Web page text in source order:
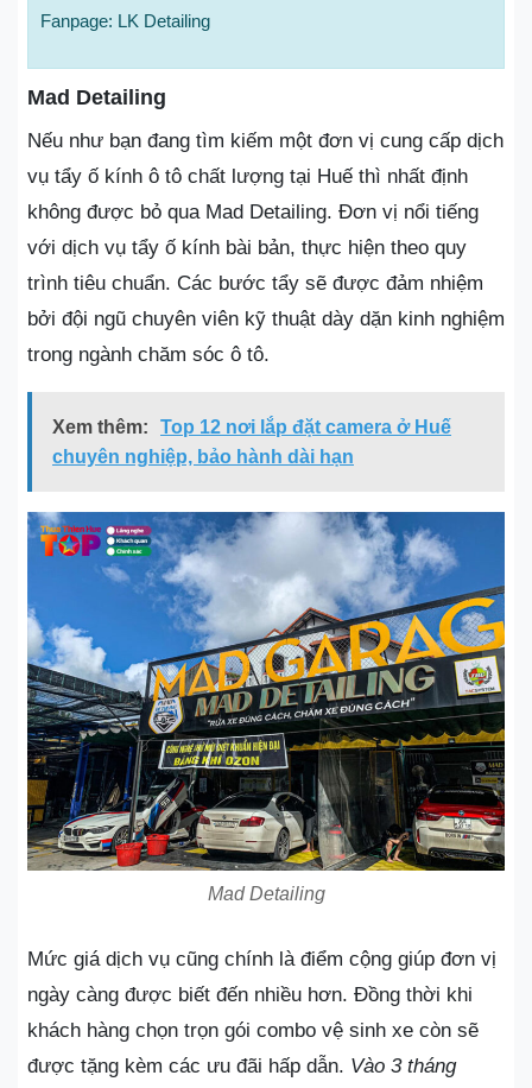
Fanpage: LK Detailing
Mad Detailing
Nếu như bạn đang tìm kiếm một đơn vị cung cấp dịch
vụ tẩy ố kính ô tô chất lượng tại Huế thì nhất định
không được bỏ qua Mad Detailing. Đơn vị nổi tiếng
với dịch vụ tẩy ố kính bài bản, thực hiện theo quy
trình tiêu chuẩn. Các bước tẩy sẽ được đảm nhiệm
bởi đội ngũ chuyên viên kỹ thuật dày dặn kinh nghiệm
trong ngành chăm sóc ô tô.
Xem thêm:
Top 12 nơi lắp đặt camera ở Huế
chuyên nghiệp, bảo hành dài hạn
Mad Detailing
Mức giá dịch vụ cũng chính là điểm cộng giúp đơn vị
ngày càng được biết đến nhiều hơn. Đồng thời khi
khách hàng chọn trọn gói combo vệ sinh xe còn sẽ
được tặng kèm các ưu đãi hấp dẫn. Vào 3 tháng